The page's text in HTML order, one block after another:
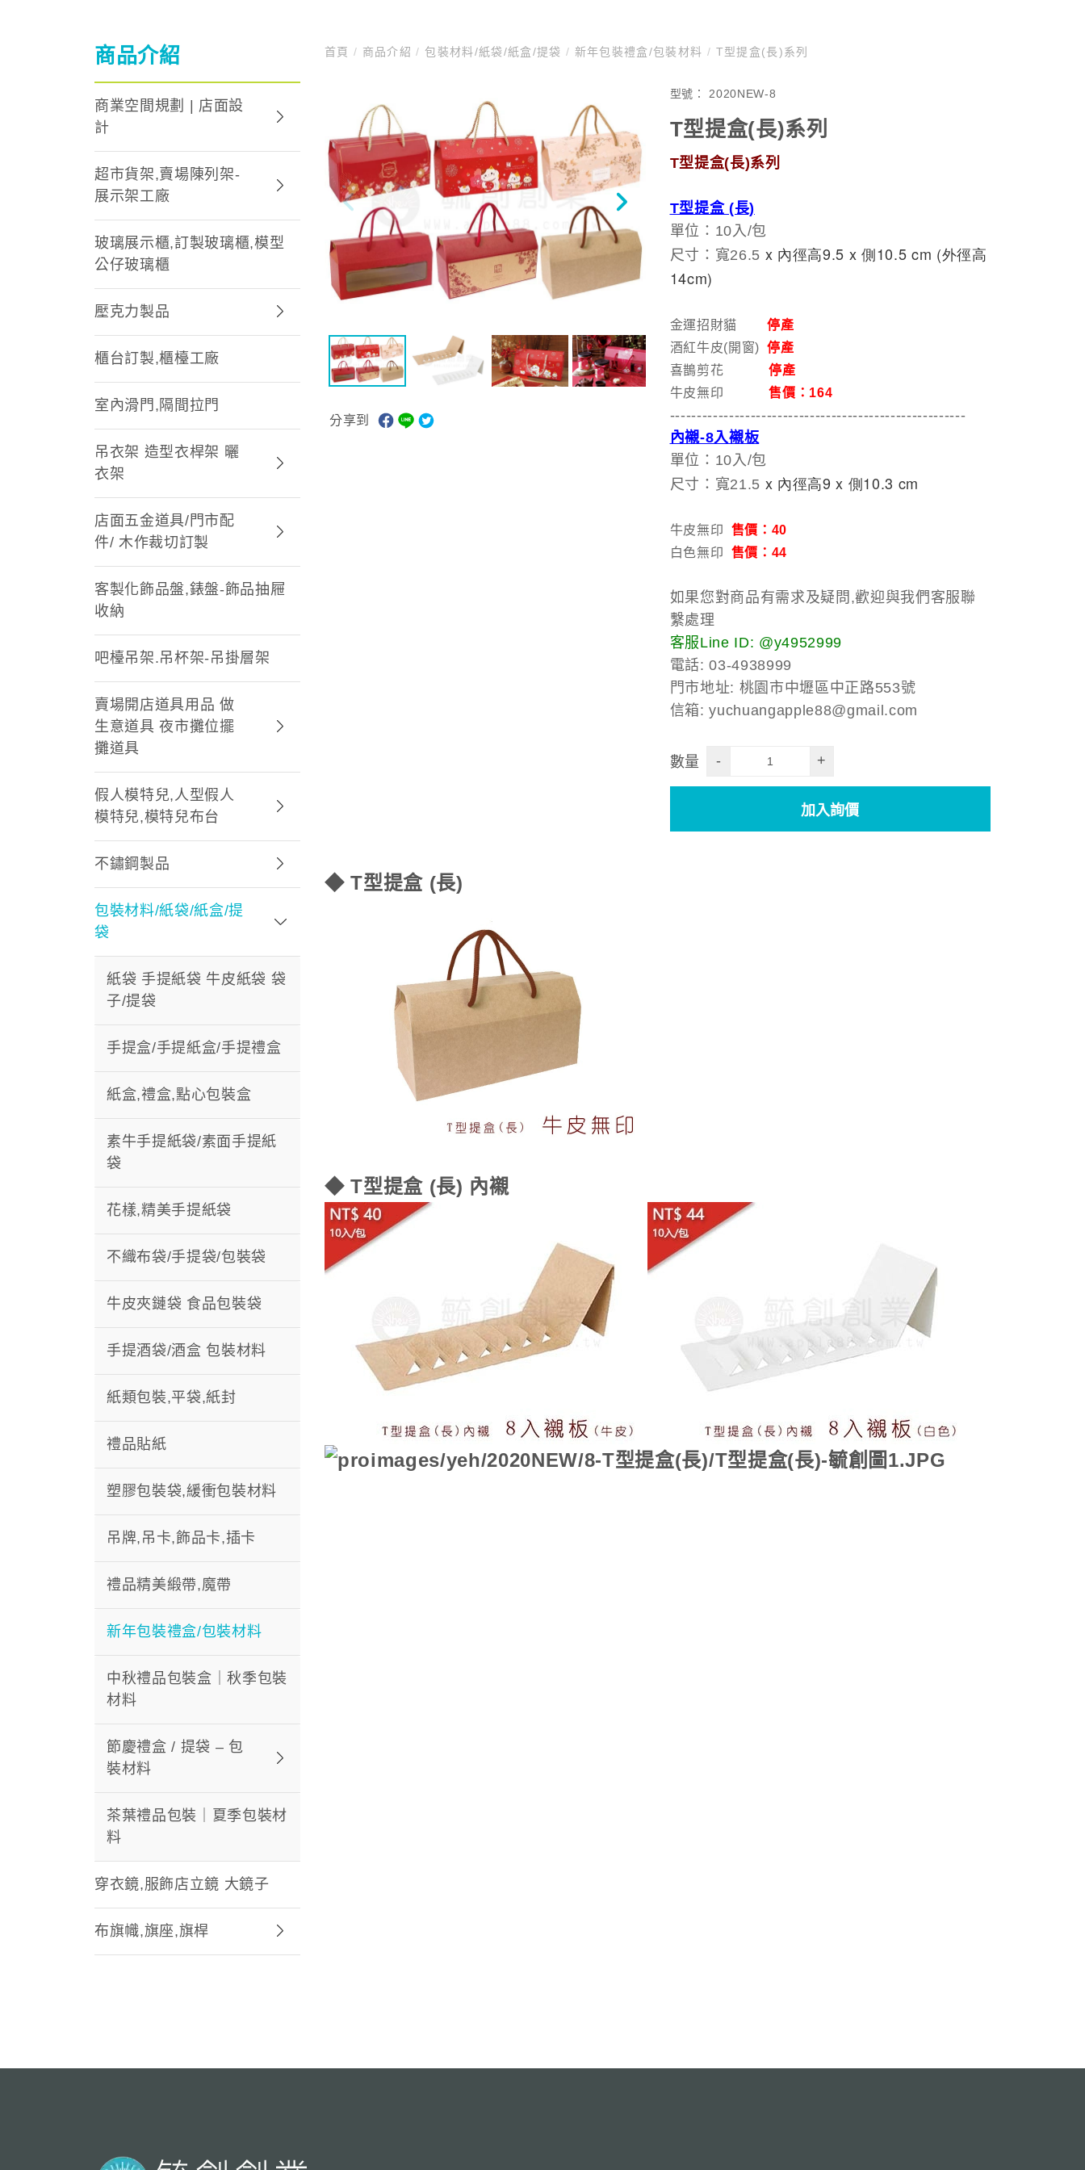
商品介紹
商業空間規劃 | 店面設
計
超市貨架,賣場陳列架-
展示架工廠
玻璃展示櫃,訂製玻璃櫃,模型
公仔玻璃櫃
壓克力製品
櫃台訂製,櫃檯工廠
室內滑門,隔間拉門
吊衣架 造型衣桿架 曬
衣架
店面五金道具/門市配
件/ 木作裁切訂製
客製化飾品盤,錶盤-飾品抽屜
收納
吧檯吊架.吊杯架-吊掛層架
賣場開店道具用品 做
生意道具 夜市攤位擺
攤道具
假人模特兒,人型假人
模特兒,模特兒布台
不鏽鋼製品
包裝材料/紙袋/紙盒/提
袋
紙袋 手提紙袋 牛皮紙袋 袋
子/提袋
手提盒/手提紙盒/手提禮盒
紙盒,禮盒,點心包裝盒
素牛手提紙袋/素面手提紙
袋
花樣,精美手提紙袋
不織布袋/手提袋/包裝袋
牛皮夾鏈袋 食品包裝袋
手提酒袋/酒盒 包裝材料
紙類包裝,平袋,紙封
禮品貼紙
塑膠包裝袋,緩衝包裝材料
吊牌,吊卡,飾品卡,插卡
禮品精美緞帶,魔帶
新年包裝禮盒/包裝材料
中秋禮品包裝盒｜秋季包裝
材料
節慶禮盒 / 提袋 – 包
裝材料
茶葉禮品包裝｜夏季包裝材
料
穿衣鏡,服飾店立鏡 大鏡子
布旗幟,旗座,旗桿
首頁/ 商品介紹/ 包裝材料/紙袋/紙盒/提袋/ 新年包裝禮盒/包裝材料 / T型提盒(長)系列
分享到
型號： 2020NEW-8
T型提盒(長)系列
T型提盒(長)系列
T型提盒 (長)
單位：10入/包
尺寸：寬26.5 x 內徑高9.5 x 側10.5 cm (外徑高
14cm)
金運招財貓停產
酒紅牛皮(開窗)停產
喜鵲剪花停產
牛皮無印售價：164
-------------------------------------------------------
內襯-8入襯板
單位：10入/包
尺寸：寬21.5 x 內徑高9 x 側10.3 cm
牛皮無印 售價：40
白色無印 售價：44
如果您對商品有需求及疑問,歡迎與我們客服聯
繫處理
客服Line ID: @y4952999
電話: 03-4938999
門市地址: 桃園市中壢區中正路553號
信箱: yuchuangapple88@gmail.com
數量 - +
加入詢價
◆ T型提盒 (長)
◆ T型提盒 (長) 內襯